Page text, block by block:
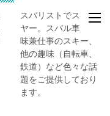
スバリストでスキー
ヤー。スバル車、趣
味兼仕事のスキー、
他の趣味（自転車、
鉄道）など色々な話
題をご提供しており
ます。